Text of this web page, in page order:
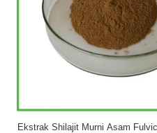
Bubuk
EGB 761 Natural